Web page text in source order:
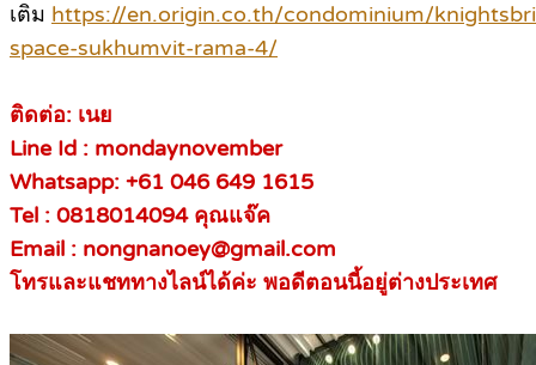
เติม https://en.origin.co.th/condominium/
space-sukhumvit-rama-4/
ติดต่อ: เนย
Line Id : mondaynovember
Whatsapp: +61 046 649 1615
Tel : 0818014094 คุณแจ๊ค
Email : nongnanoey@gmail.com
โทรและแชททางไลน์ได้ค่ะ พอดีตอนนี้อยู่ต่างประเทศ